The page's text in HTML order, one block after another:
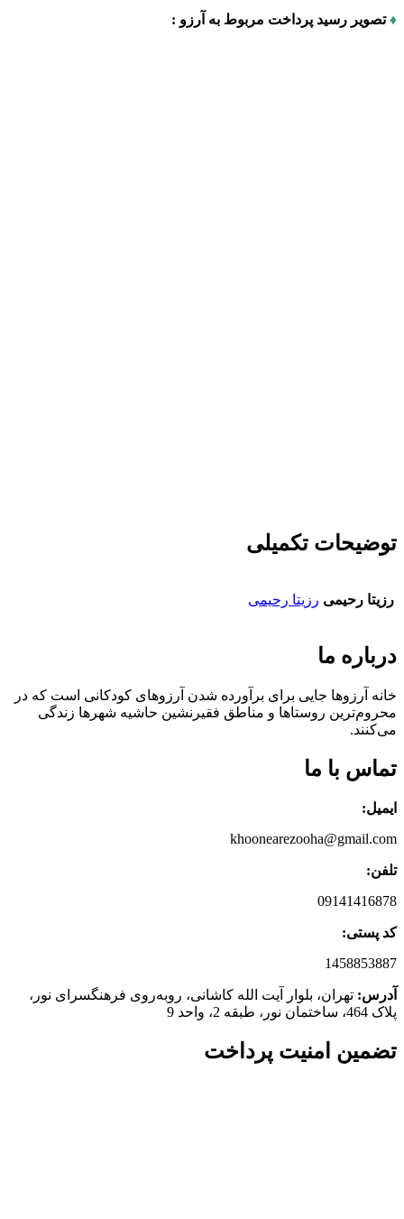
♦تصویر رسید پرداخت مربوط به آرزو :
توضیحات تکمیلی
رزیتا رحیمی رزیتا رحیمی
درباره ما
خانه آرزوها جایی برای برآورده شدن آرزوهای کودکانی است که در
محروم‌ترین روستاها و مناطق فقیرنشین حاشیه شهرها زندگی
می‌کنند.‌
تماس با ما
ایمیل:
khoonearezooha@gmail.com
تلفن:
09141416878
کد پستی:
1458853887
آدرس: تهران، بلوار آیت الله کاشانی، روبه‌روی فرهنگسرای نور،
پلاک 464، ساختمان نور، طبقه 2، واحد 9
تضمین امنیت پرداخت